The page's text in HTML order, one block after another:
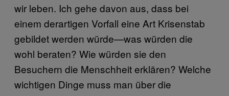
wir leben. Ich gehe davon aus, dass bei
einem derartigen Vorfall eine Art Krisenstab
gebildet werden würde—was würden die
wohl beraten? Wie würden sie den
Besuchern die Menschheit erklären? Welche
wichtigen Dinge muss man über die